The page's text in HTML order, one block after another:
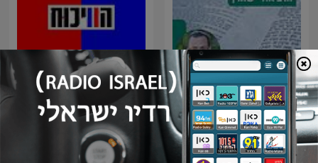
דף יומי הר עציון - חולין
הויכוח | עם יודל הירש - מבית
תוכן אחד